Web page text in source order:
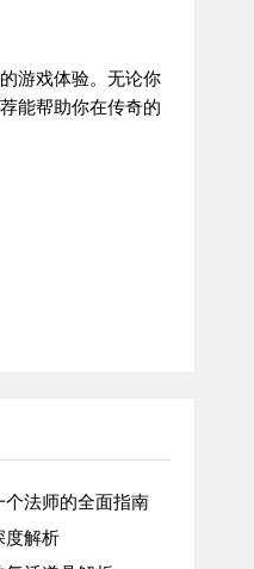
游戏体验。无论你
能帮助你在传奇的
法师的全面指南
度解析